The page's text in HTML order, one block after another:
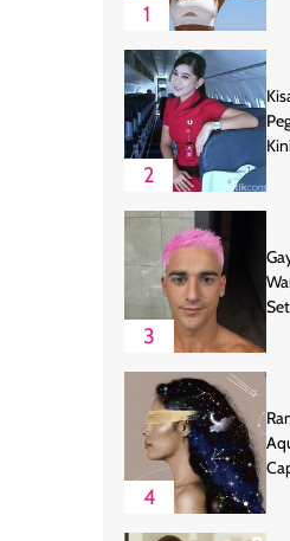
1
2
3
4